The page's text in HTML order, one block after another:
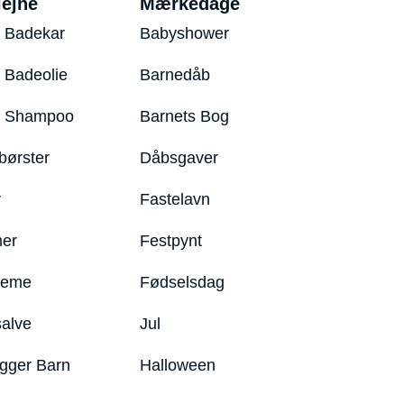
Badekar
Badeolie
Shampoo
Barn
Mærkedage
Babyshower
Barnedåb
Barnets Bog
Dåbsgaver
Fastelavn
Festpynt
Fødselsdag
Jul
Halloween